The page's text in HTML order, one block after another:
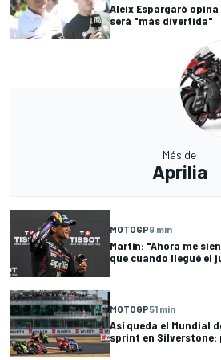
Aleix Espargaró opina
será "más divertida"
Más de
Aprilia
MOTOGP9 min
Martín: "Ahora me
que cuando llegué el
MOTOGP51 min
Así queda el Mundial
sprint en